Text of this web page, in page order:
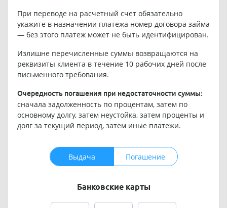
При переводе на расчетный счет обязательно
укажите в назначении платежа номер договора займа
— без этого платеж может не быть идентифицирован.
Излишне перечисленные суммы возвращаются на
реквизиты клиента в течение 10 рабочих дней после
письменного требования.
Очередность погашения при недостаточности суммы:
сначала задолженность по процентам, затем по
основному долгу, затем неустойка, затем проценты и
долг за текущий период, затем иные платежи.
Выдача Погашение
Банковские карты